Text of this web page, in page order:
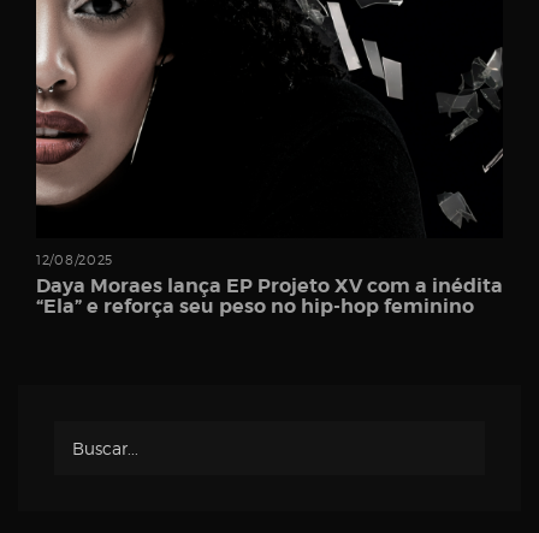
Password
Register
12/08/2025
Daya Moraes lança EP Projeto XV com a inédita
“Ela” e reforça seu peso no hip-hop feminino